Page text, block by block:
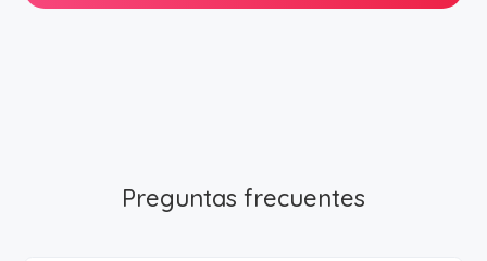
Preguntas frecuentes